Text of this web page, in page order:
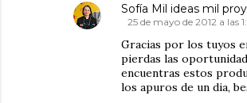
Sofía Mil ideas mil
25 de mayo de 2012 a las
Gracias por los tuyos
pierdas las
encuentras estos
los apuros de un dia,